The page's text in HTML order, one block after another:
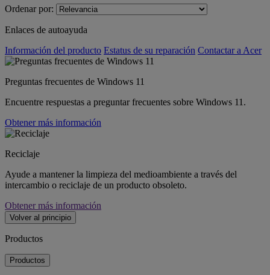
Ordenar por:
Enlaces de autoayuda
Información del producto Estatus de su reparación Contactar a Acer
Preguntas frecuentes de Windows 11
Encuentre respuestas a preguntar frecuentes sobre Windows 11.
Obtener más información
Reciclaje
Ayude a mantener la limpieza del medioambiente a través del
intercambio o reciclaje de un producto obsoleto.
Obtener más información
Volver al principio
Productos
Productos